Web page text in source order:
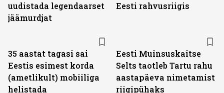
uudistada legendaarset
jäämurdjat
Eesti rahvusriigis
35 aastat tagasi sai
Eestis esimest korda
(ametlikult) mobiiliga
helistada
Eesti Muinsuskaitse
Selts taotleb Tartu rahu
aastapäeva nimetamist
riigipühaks